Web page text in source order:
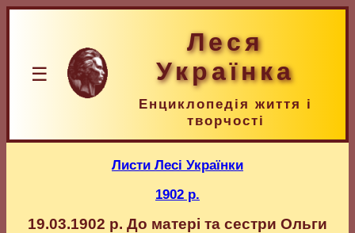
☰
Леся
Українка
Енциклопедія життя і
творчості
Листи Лесі Українки
1902 р.
19.03.1902 р. До матері та сестри Ольги